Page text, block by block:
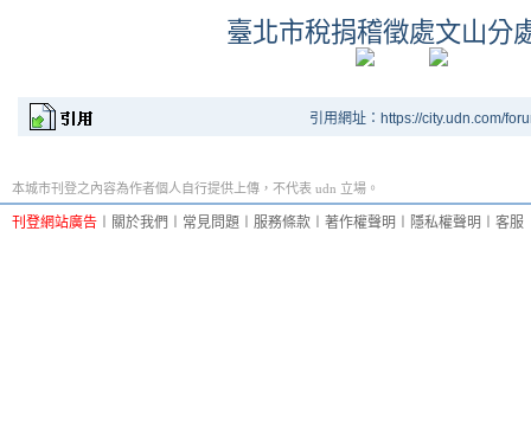
臺北市稅捐稽徵處文山分
引用網址：https://city.udn.com/
本城市刊登之內容為作者個人自行提供上傳，不代表 udn 立場。
刊登網站廣告 關於我們 常見問題 服務條款 著作權聲明 隱私權聲明 客服